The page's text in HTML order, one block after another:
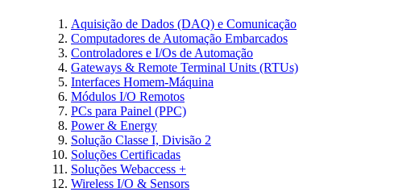
Aquisição de Dados (DAQ) e Comunicação
Computadores de Automação Embarcados
Controladores e I/Os de Automação
Gateways & Remote Terminal Units (RTUs)
Interfaces Homem-Máquina
Módulos I/O Remotos
PCs para Painel (PPC)
Power & Energy
Solução Classe I, Divisão 2
Soluções Certificadas
Soluções Webaccess +
Wireless I/O & Sensors